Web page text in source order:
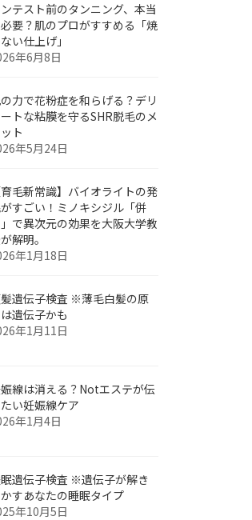
テスト前のタンニング、本当
要？肌のプロがすすめる「焼
い仕上げ」
年6月8日
力で花粉症を和らげる？デリ
トな粘膜を守るSHR脱毛のメ
ト
年5月24日
育毛新常識】バイオライトの発
すごい！ミノキシジル「併
で異次元の効果を大阪大学教
解明。
年1月18日
遺伝子検査 ※薄毛白髪の原
遺伝子かも
年1月11日
線は消える？Notエステが伝
い妊娠線ケア
年1月4日
遺伝子検査 ※遺伝子が解き
すあなたの睡眠タイプ
年10月5日